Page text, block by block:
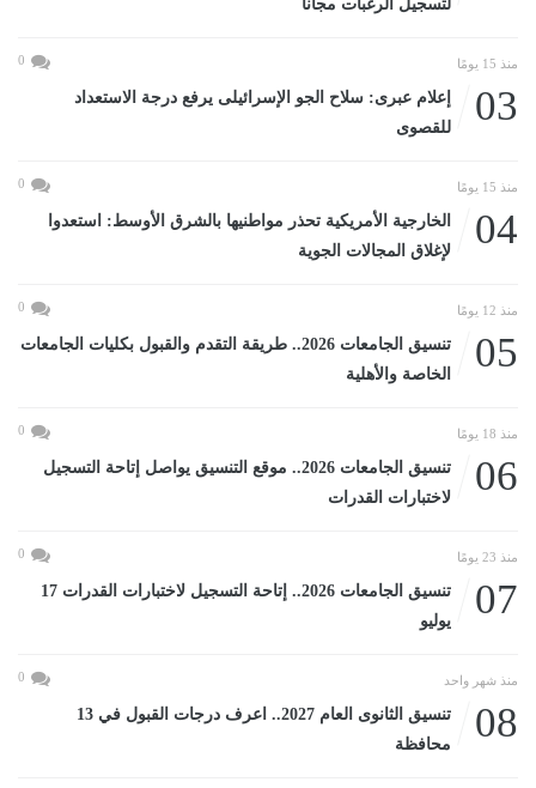
لتسجيل الرغبات مجانا
منذ 15 يومًا 0
03
إعلام عبرى: سلاح الجو الإسرائيلى يرفع درجة الاستعداد
للقصوى
منذ 15 يومًا 0
04
الخارجية الأمريكية تحذر مواطنيها بالشرق الأوسط: استعدوا
لإغلاق المجالات الجوية
منذ 12 يومًا 0
05
تنسيق الجامعات 2026.. طريقة التقدم والقبول بكليات الجامعات
الخاصة والأهلية
منذ 18 يومًا 0
06
تنسيق الجامعات 2026.. موقع التنسيق يواصل إتاحة التسجيل
لاختبارات القدرات
منذ 23 يومًا 0
07
تنسيق الجامعات 2026.. إتاحة التسجيل لاختبارات القدرات 17
يوليو
منذ شهر واحد 0
08
تنسيق الثانوى العام 2027.. اعرف درجات القبول في 13
محافظة